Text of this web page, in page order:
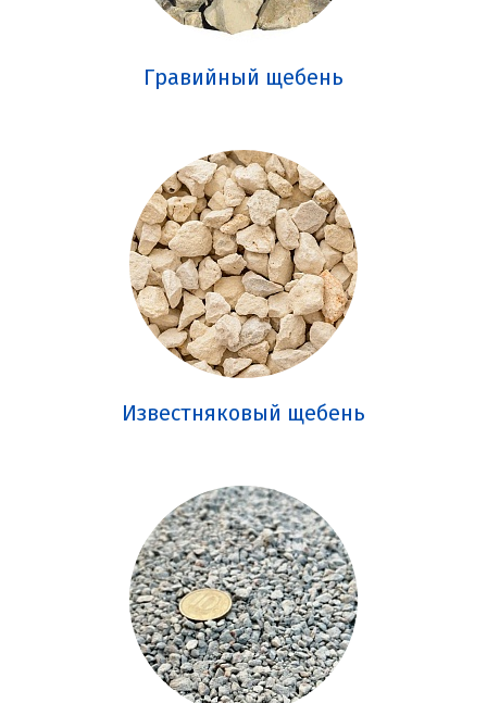
Гравийный щебень
Известняковый щебень